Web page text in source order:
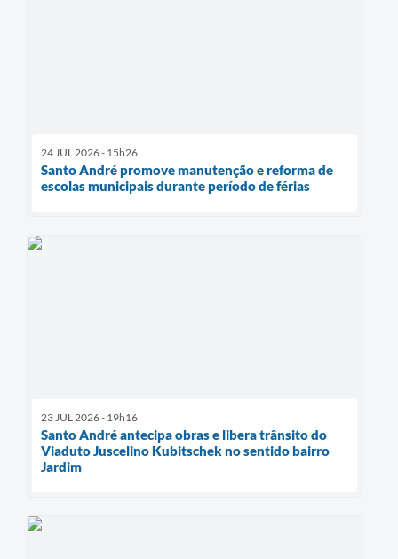
24 JUL 2026 - 15h26
Santo André promove manutenção e reforma de
escolas municipais durante período de férias
23 JUL 2026 - 19h16
Santo André antecipa obras e libera trânsito do
Viaduto Juscelino Kubitschek no sentido bairro
Jardim